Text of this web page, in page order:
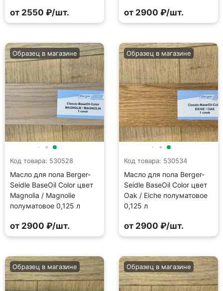
от 2550 ₽/шт. от 2900 ₽/шт.
Код товара: 530528
Масло для пола Berger-
Seidle BaseOil Color цвет
Magnolia / Magnolie
полуматовое 0,125 л
Образец в магазине
от 2900 ₽/шт.
Код товара: 530534
Масло для пола Berger-
Seidle BaseOil Color цвет
Oak / Eiche полуматовое
0,125 л
Образец в магазине
от 2900 ₽/шт.
Образец в магазине Образец в магазине